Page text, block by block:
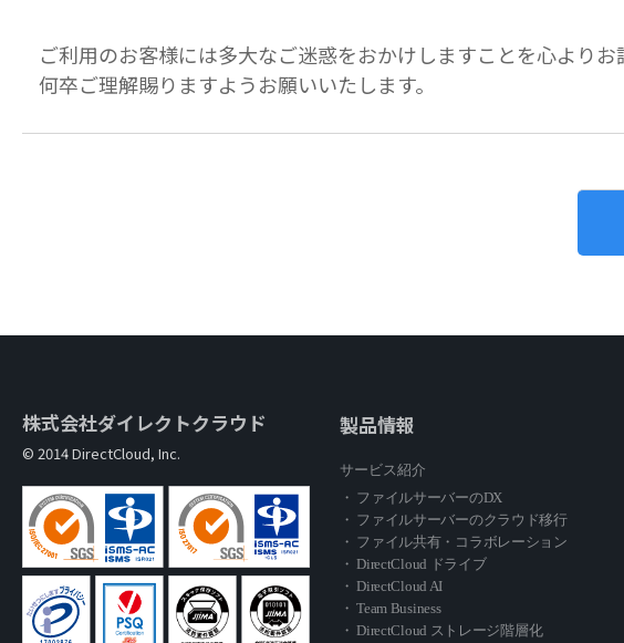
ご利用のお客様には多大なご迷惑をおかけしますことを心よりお
何卒ご理解賜りますようお願いいたします。
株式会社ダイレクトクラウド
© 2014 DirectCloud, Inc.
製品情報
サービス紹介
・ ファイルサーバーのDX
・ ファイルサーバーのクラウド移行
・ ファイル共有・コラボレーション
・ DirectCloud ドライブ
・ DirectCloud AI
・ Team Business
・ DirectCloud ストレージ階層化